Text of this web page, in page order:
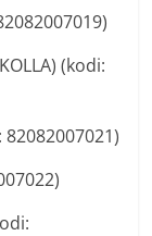
(kodi:
82082007021)